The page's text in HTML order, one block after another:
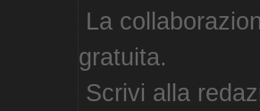
La
gratuita.
Scrivi alla